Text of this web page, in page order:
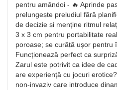
pentru amândoi - 🔥 Aprinde
prelungește preludiul fără
de decizie și menține ritmul
3 x 3 cm pentru portabilitate
poroase; se curăță ușor pentru
Funcționează perfect ca
Zarul este potrivit ca idee de
are experiență cu jocuri
non-invaziv care introduce